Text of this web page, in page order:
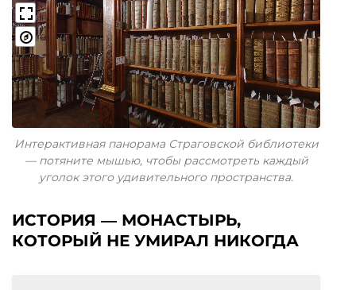
Интерактивная панорама Страговской библиотеки
— потяните мышью, чтобы рассмотреть каждый
уголок этого удивительного пространства.
ИСТОРИЯ — МОНАСТЫРЬ,
КОТОРЫЙ НЕ УМИРАЛ НИКОГДА